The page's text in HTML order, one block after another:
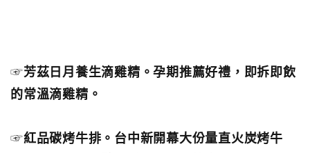
☞芳茲日月養生滴雞精。孕期推薦好禮，即拆即飲
的常溫滴雞精。
☞紅品碳烤牛排。台中新開幕大份量直火炭烤牛